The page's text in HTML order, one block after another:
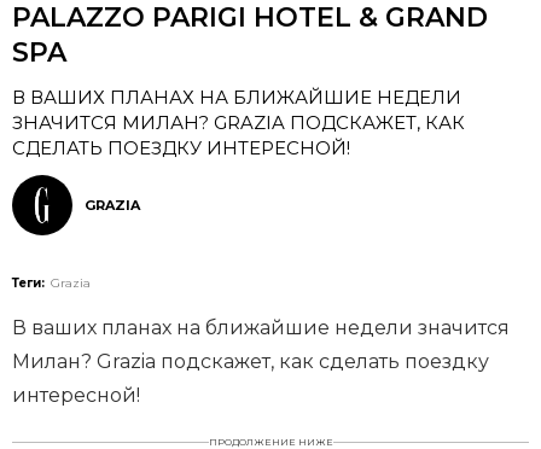
PALAZZO PARIGI HOTEL & GRAND
SPA
В ВАШИХ ПЛАНАХ НА БЛИЖАЙШИЕ НЕДЕЛИ
ЗНАЧИТСЯ МИЛАН? GRAZIA ПОДСКАЖЕТ, КАК
СДЕЛАТЬ ПОЕЗДКУ ИНТЕРЕСНОЙ!
GRAZIA
Теги: Grazia
В ваших планах на ближайшие недели значится
Милан? Grazia подскажет, как сделать поездку
интересной!
ПРОДОЛЖЕНИЕ НИЖЕ